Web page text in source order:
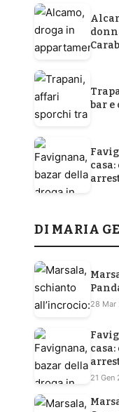
bar e
DI MARIA
28 Mar
21 Gen